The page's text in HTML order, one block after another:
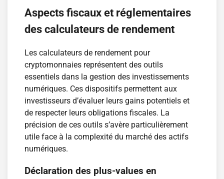
Aspects fiscaux et réglementaires
des calculateurs de rendement
Les calculateurs de rendement pour
cryptomonnaies représentent des outils
essentiels dans la gestion des investissements
numériques. Ces dispositifs permettent aux
investisseurs d’évaluer leurs gains potentiels et
de respecter leurs obligations fiscales. La
précision de ces outils s’avère particulièrement
utile face à la complexité du marché des actifs
numériques.
Déclaration des plus-values en